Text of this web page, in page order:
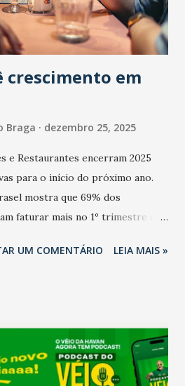
crescimento em
Braga dezembro 25, 2025
e Restaurantes encerram 2025
para o início do próximo ano.
mostra que 69% dos
faturar mais no 1º trimestre de
deste ano, 56% também
de ano e pelo pagamento do 13º
maior de trabalhadores, já que o
desemprego dos anos recentes.
UM COMENTÁRIO LEIA MAIS »